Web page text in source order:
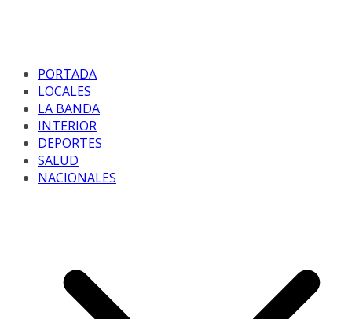
PORTADA
LOCALES
LA BANDA
INTERIOR
DEPORTES
SALUD
NACIONALES